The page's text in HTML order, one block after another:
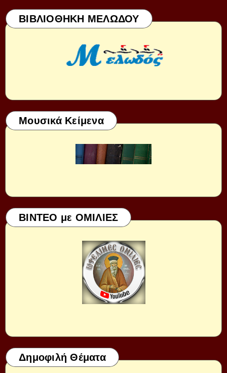
ΒΙΒΛΙΟΘΗΚΗ ΜΕΛΩΔΟΥ
Μουσικά Κείμενα
ΒΙΝΤΕΟ με ΟΜΙΛΙΕΣ
Δημοφιλή Θέματα